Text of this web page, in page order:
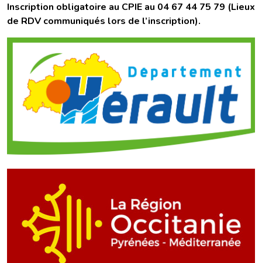
Inscription obligatoire au CPIE au 04 67 44 75 79 (Lieux
de RDV communiqués lors de l’inscription).